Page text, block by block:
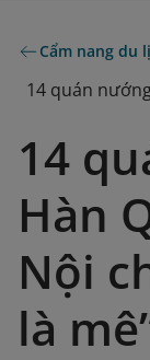
Cẩm nang du
14 quán
14
Hàn
Nội
là